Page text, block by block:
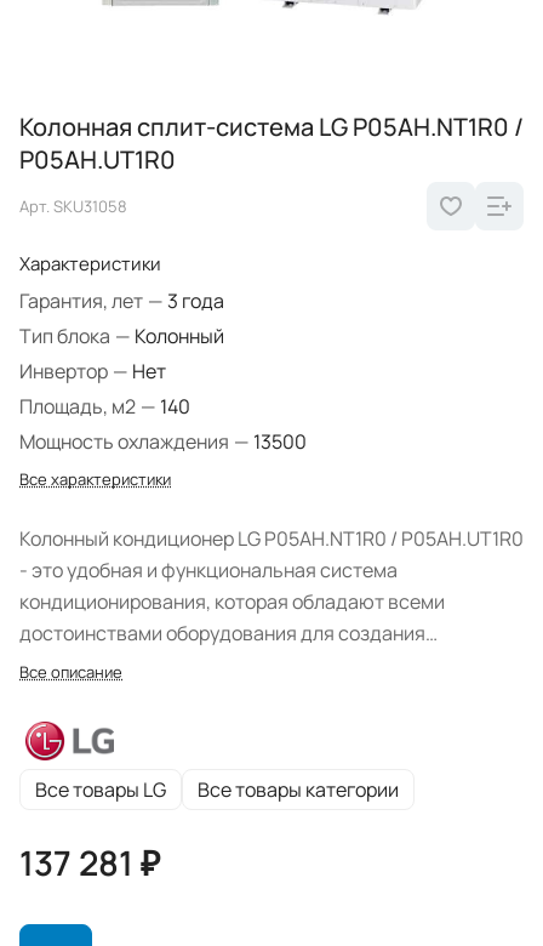
Колонная сплит-система LG P05AH.NT1R0 /
P05AH.UT1R0
Арт. SKU31058
Характеристики
Гарантия, лет — 3 года
Тип блока — Колонный
Инвертор — Нет
Площадь, м2 — 140
Мощность охлаждения — 13500
Все характеристики
Колонный кондиционер LG P05AH.NT1R0 / P05AH.UT1R0
- это удобная и функциональная система
кондиционирования, которая обладают всеми
достоинствами оборудования для создания
комфортного микроклимата. Агрегаты этого
оснащены фильтрами тонкой очистки воздуха.
Все описание
Все товары LG Все товары категории
137 281 ₽